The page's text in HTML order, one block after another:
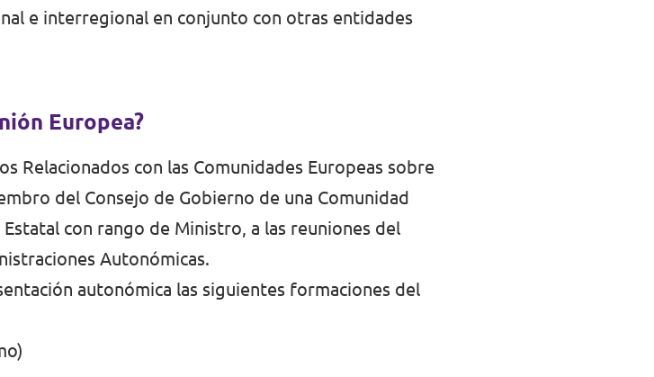
e interregional en conjunto con otras entidades
Europea?
Relacionados con las Comunidades Europeas sobre
del Consejo de Gobierno de una Comunidad
con rango de Ministro, a las reuniones del
Autonómicas.
autonómica las siguientes formaciones del